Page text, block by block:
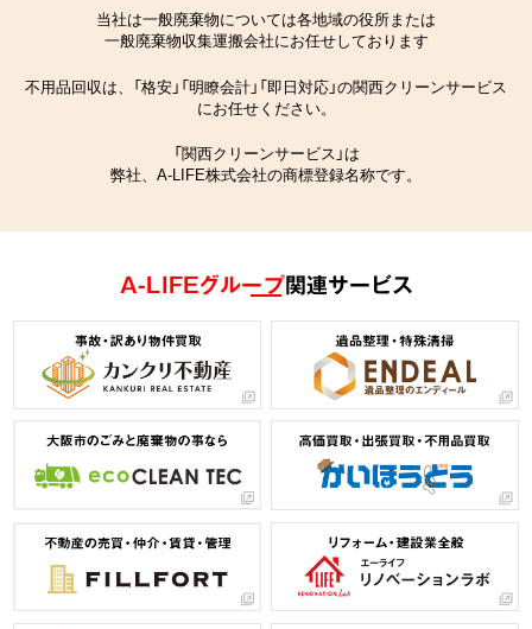
当社は一般廃棄物については各地域の役所または
一般廃棄物収集運搬会社にお任せしております
不用品回収は、「格安」「明瞭会計」「即日対応」の関西クリーンサービス
にお任せください。
「関西クリーンサービス」は
弊社、A-LIFE株式会社の商標登録名称です。
A-LIFEグループ関連サービス